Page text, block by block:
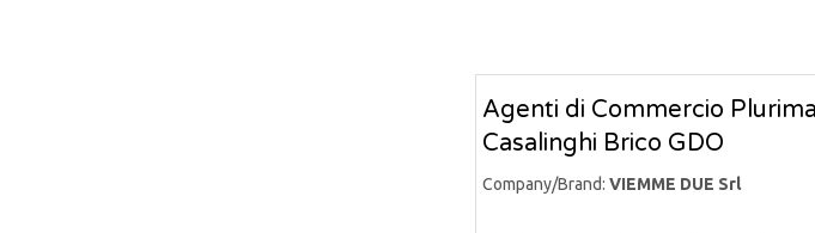
Agenti di Commercio
Casalinghi Brico GDO
Company/Brand: VIEMME DUE Srl